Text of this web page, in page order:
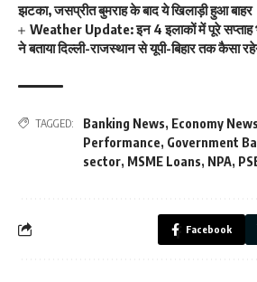
झटका, जसप्रीत बुमराह के बाद ये खिलाड़ी हुआ बाहर
Weather Update: इन 4 इलाकों में पूरे सप्ताह
ने बताया दिल्ली-राजस्थान से यूपी-बिहार तक कैसा
TAGGED: Banking News, Economy
Performance, Government
sector, MSME Loans, NPA,
Facebook